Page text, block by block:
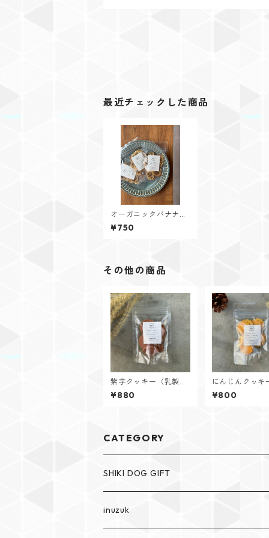
最近チェックした商品
オーガニックバナナの
ドライチップス
¥750
その他の商品
紫芋クッキー（乳製
品・卵不使用）
¥880
にんじんクッキ
製品・卵不使用
¥800
CATEGORY
SHIKI DOG GIFT
SHIKI The dog cakery
inuzuk